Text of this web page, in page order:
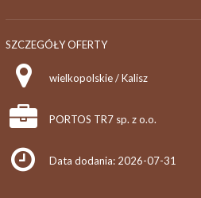
SZCZEGÓŁY OFERTY
wielkopolskie / Kalisz
PORTOS TR7 sp. z o.o.
Data dodania: 2026-07-31